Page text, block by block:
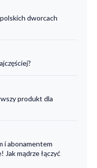
dworcach
produkt dla
i abonamentem
Jak mądrze łączyć